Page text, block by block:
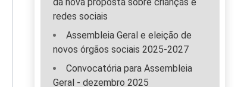
da nova proposta sobre crianças e
redes sociais
Assembleia Geral e eleição de
novos órgãos sociais 2025-2027
Convocatória para Assembleia
Geral - dezembro 2025